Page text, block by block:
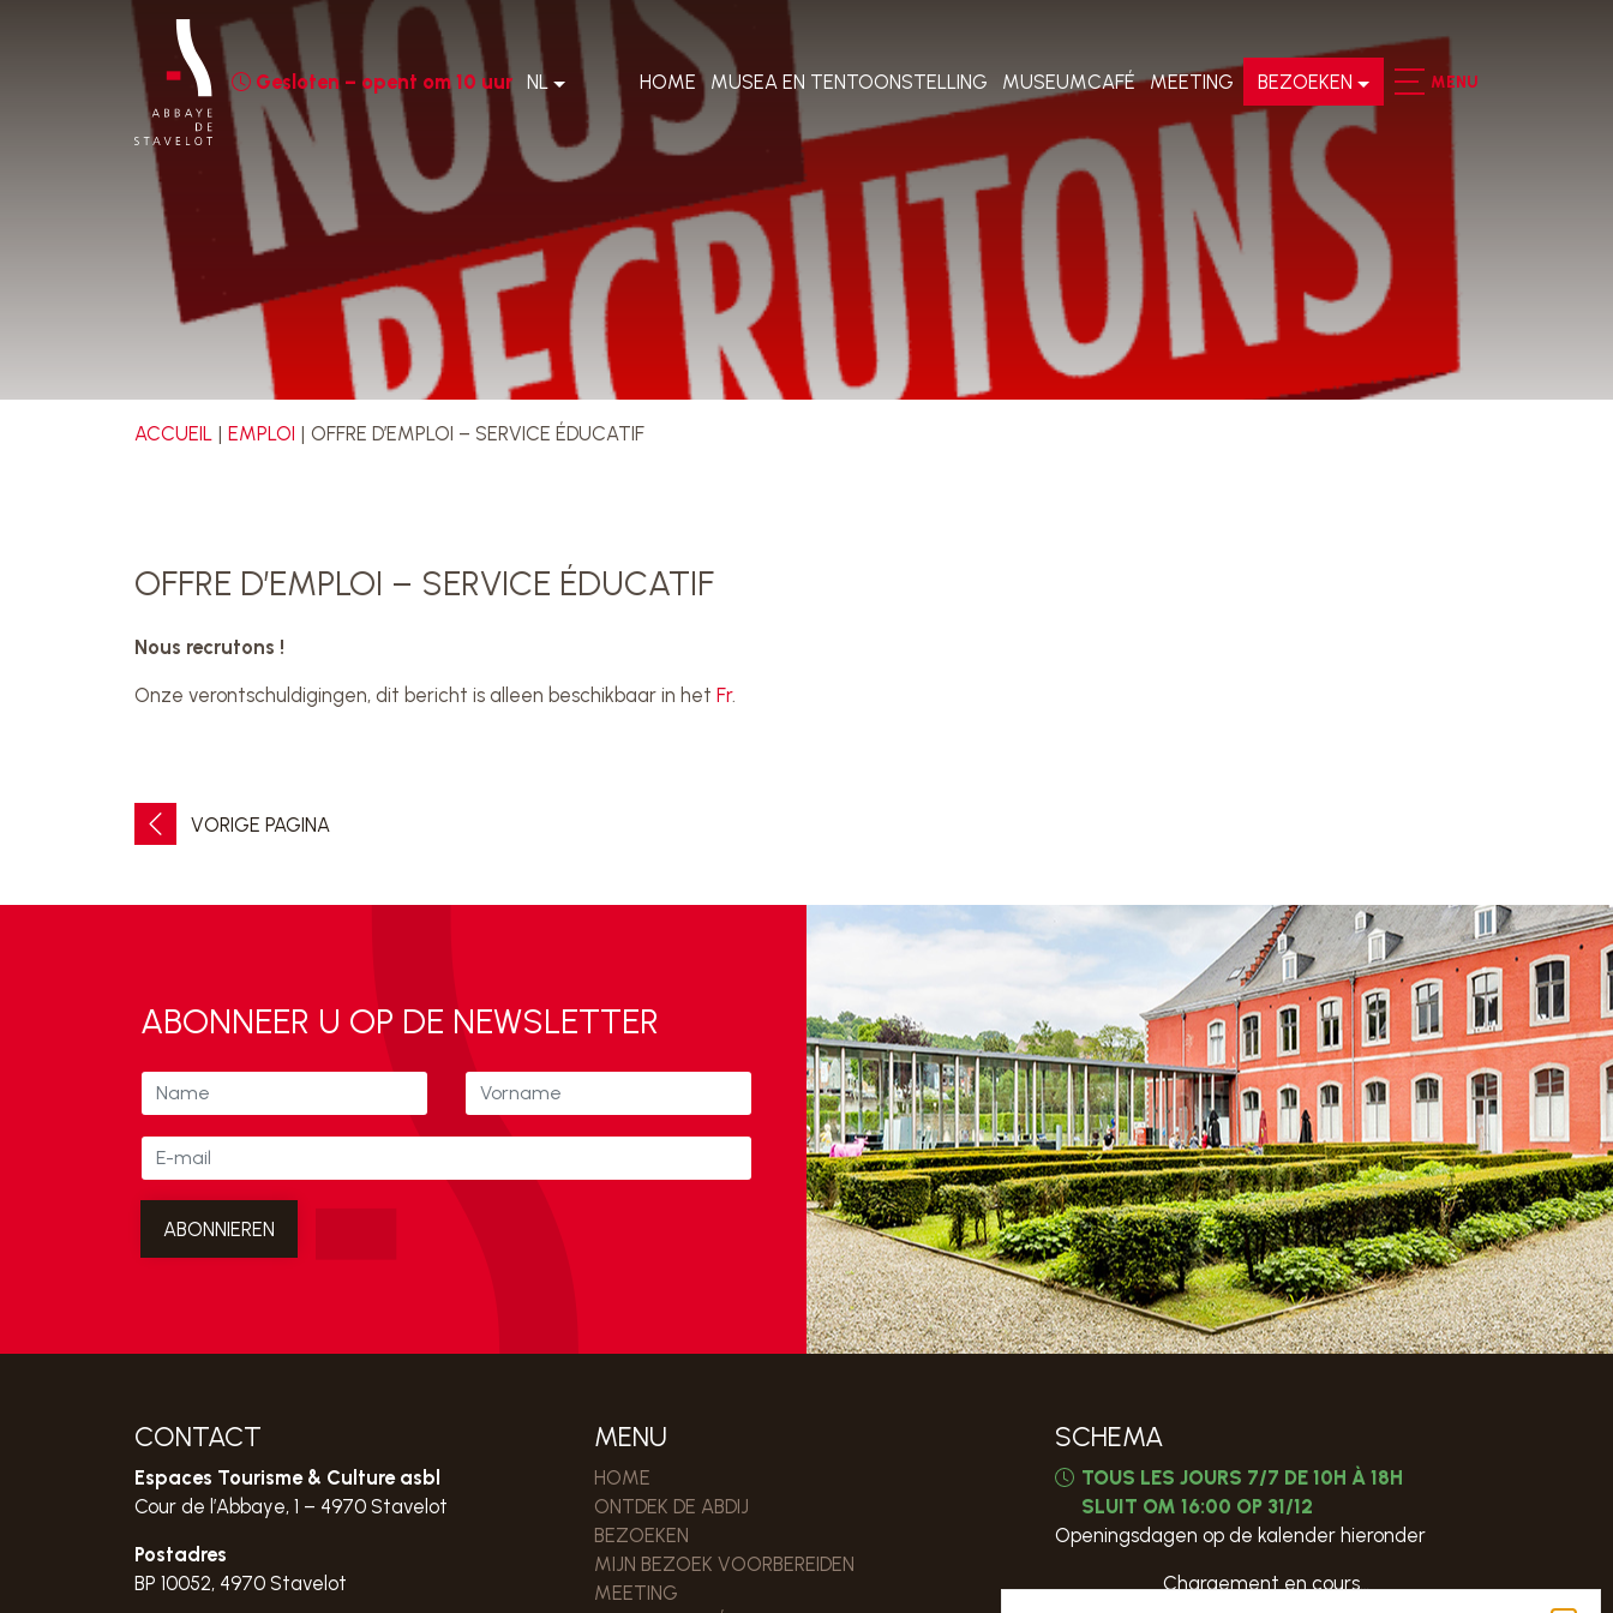
Gesloten – opent om 10 uur NL HOME MUSEA EN TENTOONSTELLING MUSEUMCAFÉ MEETING BEZOEKEN MENU
ACCUEIL EMPLOI OFFRE D’EMPLOI – SERVICE ÉDUCATIF
OFFRE D’EMPLOI – SERVICE ÉDUCATIF
Nous recrutons !
Onze verontschuldigingen, dit bericht is alleen beschikbaar in het Fr.
VORIGE PAGINA
ABONNEER U OP DE NEWSLETTER
CONTACT
Espaces Tourisme & Culture asbl
Cour de l’Abbaye, 1 – 4970 Stavelot
Postadres
BP 10052, 4970 Stavelot
MENU
HOME
ONTDEK DE ABDIJ
BEZOEKEN
MIJN BEZOEK VOORBEREIDEN
MEETING
SCHEMA
TOUS LES JOURS 7/7 DE 10H À 18H
SLUIT OM 16:00 OP 31/12
Openingsdagen op de kalender hieronder
Chargement en cours…